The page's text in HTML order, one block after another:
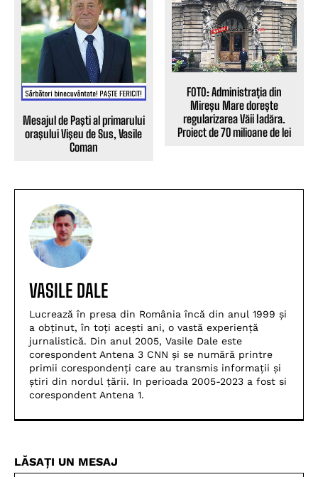
Mesajul de Paşti al primarului
oraşului Vişeu de Sus, Vasile
Coman
FOTO: Administrația din
Mireșu Mare dorește
regularizarea Văii Iadăra.
Proiect de 70 milioane de lei
VASILE DALE
Lucrează în presa din România încă din anul 1999 și
a obținut, în toți acești ani, o vastă experiență
jurnalistică. Din anul 2005, Vasile Dale este
corespondent Antena 3 CNN și se numără printre
primii corespondenți care au transmis informații și
știri din nordul țării. In perioada 2005-2023 a fost si
corespondent Antena 1.
LĂSAȚI UN MESAJ